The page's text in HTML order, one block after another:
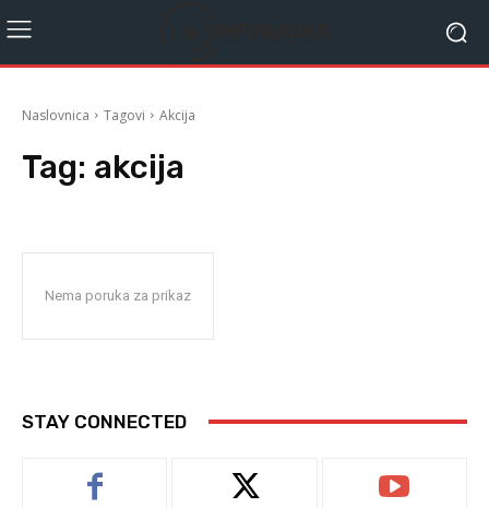
Naslovnica Tagovi Akcija
Tag: akcija
Nema poruka za prikaz
STAY CONNECTED